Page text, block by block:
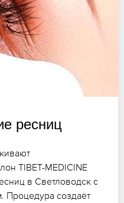
ресниц
TIBET-MEDICINE
в Светловодск с
Процедура создаёт